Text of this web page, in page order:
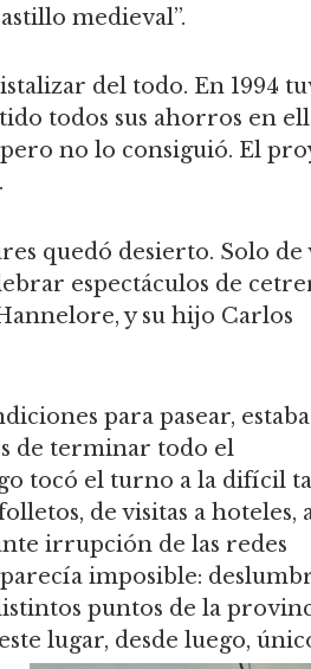
medieval”.
del todo. En 1994
todos sus ahorros en
no lo consiguió. El
quedó desierto. Solo de
espectáculos de
y su hijo Carlos
para pasear, estaba
de terminar todo el
tocó el turno a la difícil
de visitas a hoteles,
irrupción de las redes
imposible:
puntos de la
lugar, desde luego,